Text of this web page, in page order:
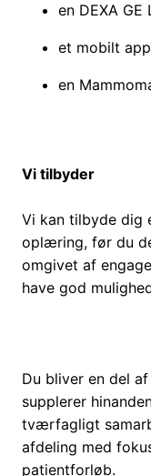
en DEXA GE
et mobilt
en
Vi tilbyder
Vi kan tilbyde dig
oplæring, før du
omgivet af
have god
Du bliver en del
supplerer
tværfagligt
afdeling med
patientforløb.